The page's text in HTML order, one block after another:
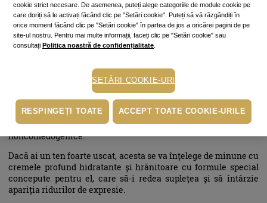
Pare salvator, când nu știi ce se potrivește tenului tău, să
citești pe etichetă că produsul se adresează oricărui tip de ten.
Practic, nu poți da greș cu el, nu-i așa? Lucrurile sunt mult mai
nuanțate, însă. Dacă în cazul unui ten normal, fără mari
face treaba fără urmări neplăcute, în momentul în care tenul
are o problemă, e indicat să te adresezi acelei probleme, pentru
Astfel, în cazul unui ten foarte gras, seboreic, alege produse
indicate tenului gras, pe care să apară specificat că sunt
noncomedogenice.
Dacă ai un ten foarte uscat, acesta se va înțelege de minune cu
cremele profund hidratante și hrănitoare cu formule special
concepute pentru el, care să-i redea suplețea și să întârzie
apariția ridurilor de expresie.
cookie strict necesare. De asemenea, puteți alege categoriile de module cookie pe
care doriți să le activați făcând clic pe "Setări cookie". Puteți să vă răzgândiți în
orice moment făcând clic pe "Setări cookie" în partea de jos a oricărei pagini de pe
site-ul nostru. Pentru mai multe informații, faceți clic pe "Setări cookie" sau
consultați Politica noastră de confidențialitate
SETĂRI COOKIE-URI
RESPINGEȚI TOATE ACCEPT TOATE COOKIE-URILE